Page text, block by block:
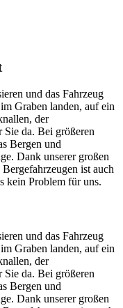
und das Fahrzeug
Graben landen, auf ein
der
da. Bei größeren
Bergen und
Dank unserer großen
ist auch
kein Problem für uns.
und das Fahrzeug
Graben landen, auf ein
der
da. Bei größeren
Bergen und
Dank unserer großen